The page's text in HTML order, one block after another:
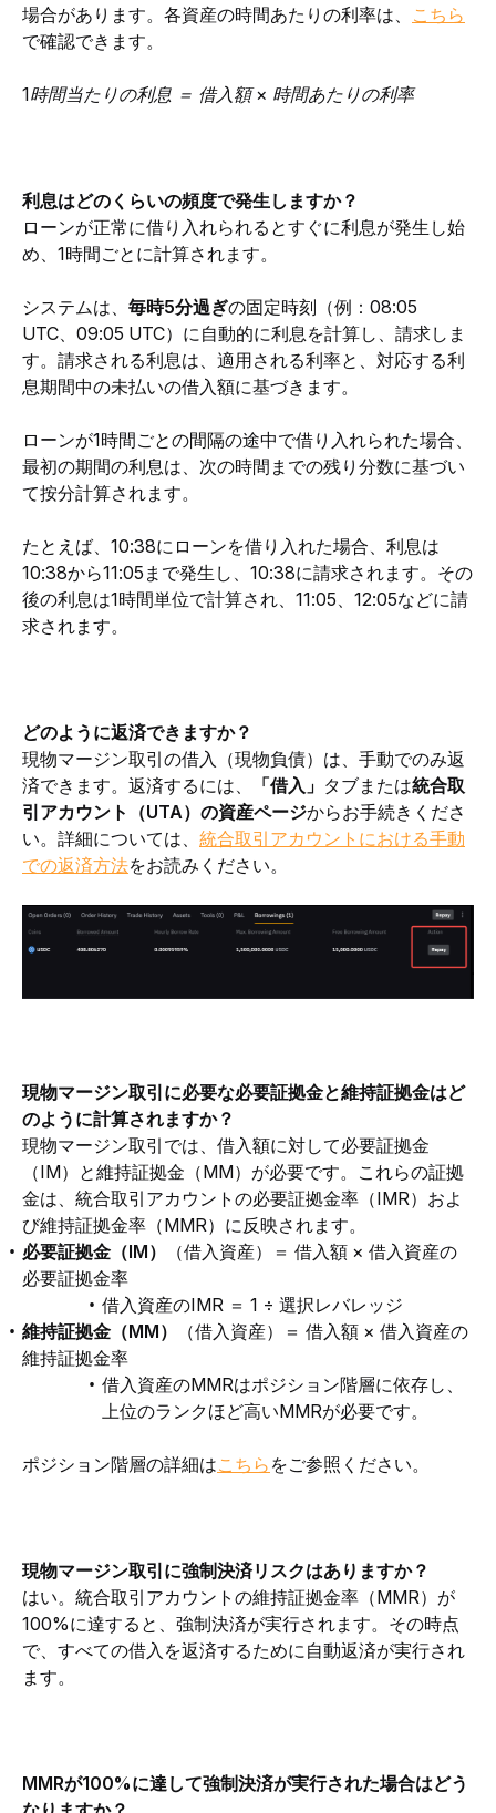
場合があります。各資産の時間あたりの利率は、 こちら
で確認できます。
1時間当たりの利息 ＝ 借入額 × 時間あたりの利率
利息はどのくらいの頻度で発生しますか？
ローンが正常に借り入れられるとすぐに利息が発生し始
め、1時間ごとに計算されます。
システムは、 毎時5分過ぎの固定時刻（例：08:05
UTC、09:05 UTC）に自動的に利息を計算し、請求しま
す。請求される利息は、適用される利率と、対応する利
息期間中の未払いの借入額に基づきます。
ローンが1時間ごとの間隔の途中で借り入れられた場合、
最初の期間の利息は、次の時間までの残り分数に基づい
て按分計算されます。
たとえば、10:38にローンを借り入れた場合、利息は
10:38から11:05まで発生し、10:38に請求されます。その
後の利息は1時間単位で計算され、11:05、12:05などに請
求されます。
どのように返済できますか？
現物マージン取引の借入（現物負債）は、手動でのみ返
済できます。返済するには、
「借入」 タブまたは統合取
引アカウント（UTA）の資産ページからお手続きくださ
い。詳細については、 統合取引アカウントにおける手動
での返済方法をお読みください。
現物マージン取引に必要な必要証拠金と維持証拠金はど
のように計算されますか？
現物マージン取引では、借入額に対して必要証拠金
（IM）と維持証拠金（MM）が必要です。これらの証拠
金は、統合取引アカウントの必要証拠金率（IMR）およ
び維持証拠金率（MMR）に反映されます。
必要証拠金（IM）
（借入資産）＝ 借入額 × 借入資産の
必要証拠金率
借入資産のIMR ＝ 1 ÷ 選択レバレッジ
維持証拠金（MM）
（借入資産）＝ 借入額 × 借入資産の
維持証拠金率
借入資産のMMRはポジション階層に依存し、
上位のランクほど高いMMRが必要です。
ポジション階層の詳細はこちら をご参照ください。
現物マージン取引に強制決済リスクはありますか？
はい。統合取引アカウントの維持証拠金率（MMR）が
100%に達すると、強制決済が実行されます。その時点
で、すべての借入を返済するために自動返済が実行され
ます。
MMRが100%に達して強制決済が実行された場合はどう